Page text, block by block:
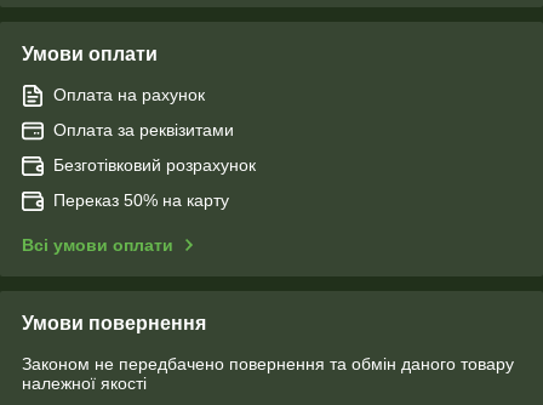
Умови оплати
Оплата на рахунок
Оплата за реквізитами
Безготівковий розрахунок
Переказ 50% на карту
Всі умови оплати
Умови повернення
Законом не передбачено повернення та обмін даного товару
належної якості